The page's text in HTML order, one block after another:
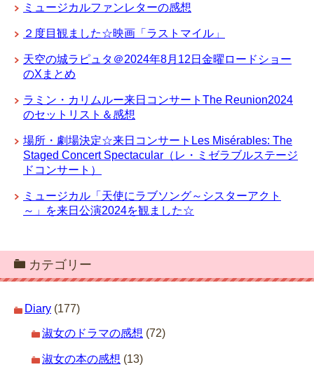
ミュージカルファンレターの感想
２度目観ました☆映画「ラストマイル」
天空の城ラピュタ＠2024年8月12日金曜ロードショー
のXまとめ
ラミン・カリムルー来日コンサートThe Reunion2024
のセットリスト＆感想
場所・劇場決定☆来日コンサートLes Misérables: The
Staged Concert Spectacular（レ・ミゼラブルステージ
ドコンサート）
ミュージカル「天使にラブソング～シスターアクト
～」を来日公演2024を観ました☆
カテゴリー
Diary (177)
淑女のドラマの感想 (72)
淑女の本の感想 (13)